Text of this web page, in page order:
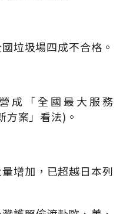
垃圾場四成不合格。
成「全國最大服務
方案」看法)。
增加，已超越日本列